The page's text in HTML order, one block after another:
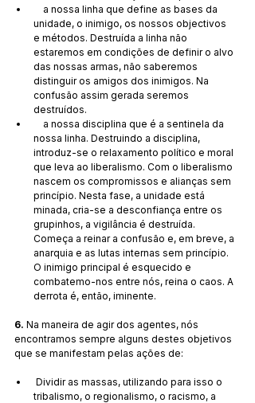
unidade, o inimigo, os nossos objectivos
e métodos. Destruída a linha não
estaremos em condições de definir o alvo
das nossas armas, não saberemos
distinguir os amigos dos inimigos. Na
confusão assim gerada seremos
destruídos.
nossa linha. Destruindo a disciplina,
introduz-se o relaxamento político e moral
que leva ao liberalismo. Com o liberalismo
nascem os compromissos e alianças sem
princípio. Nesta fase, a unidade está
minada, cria-se a desconfiança entre os
grupinhos, a vigilância é destruída.
Começa a reinar a confusão e, em breve, a
anarquia e as lutas internas sem princípio.
O inimigo principal é esquecido e
combatemo-nos entre nós, reina o caos. A
derrota é, então, iminente.
6. Na maneira de agir dos agentes, nós
encontramos sempre alguns destes objetivos
que se manifestam pelas ações de:
tribalismo, o regionalismo, o racismo, a